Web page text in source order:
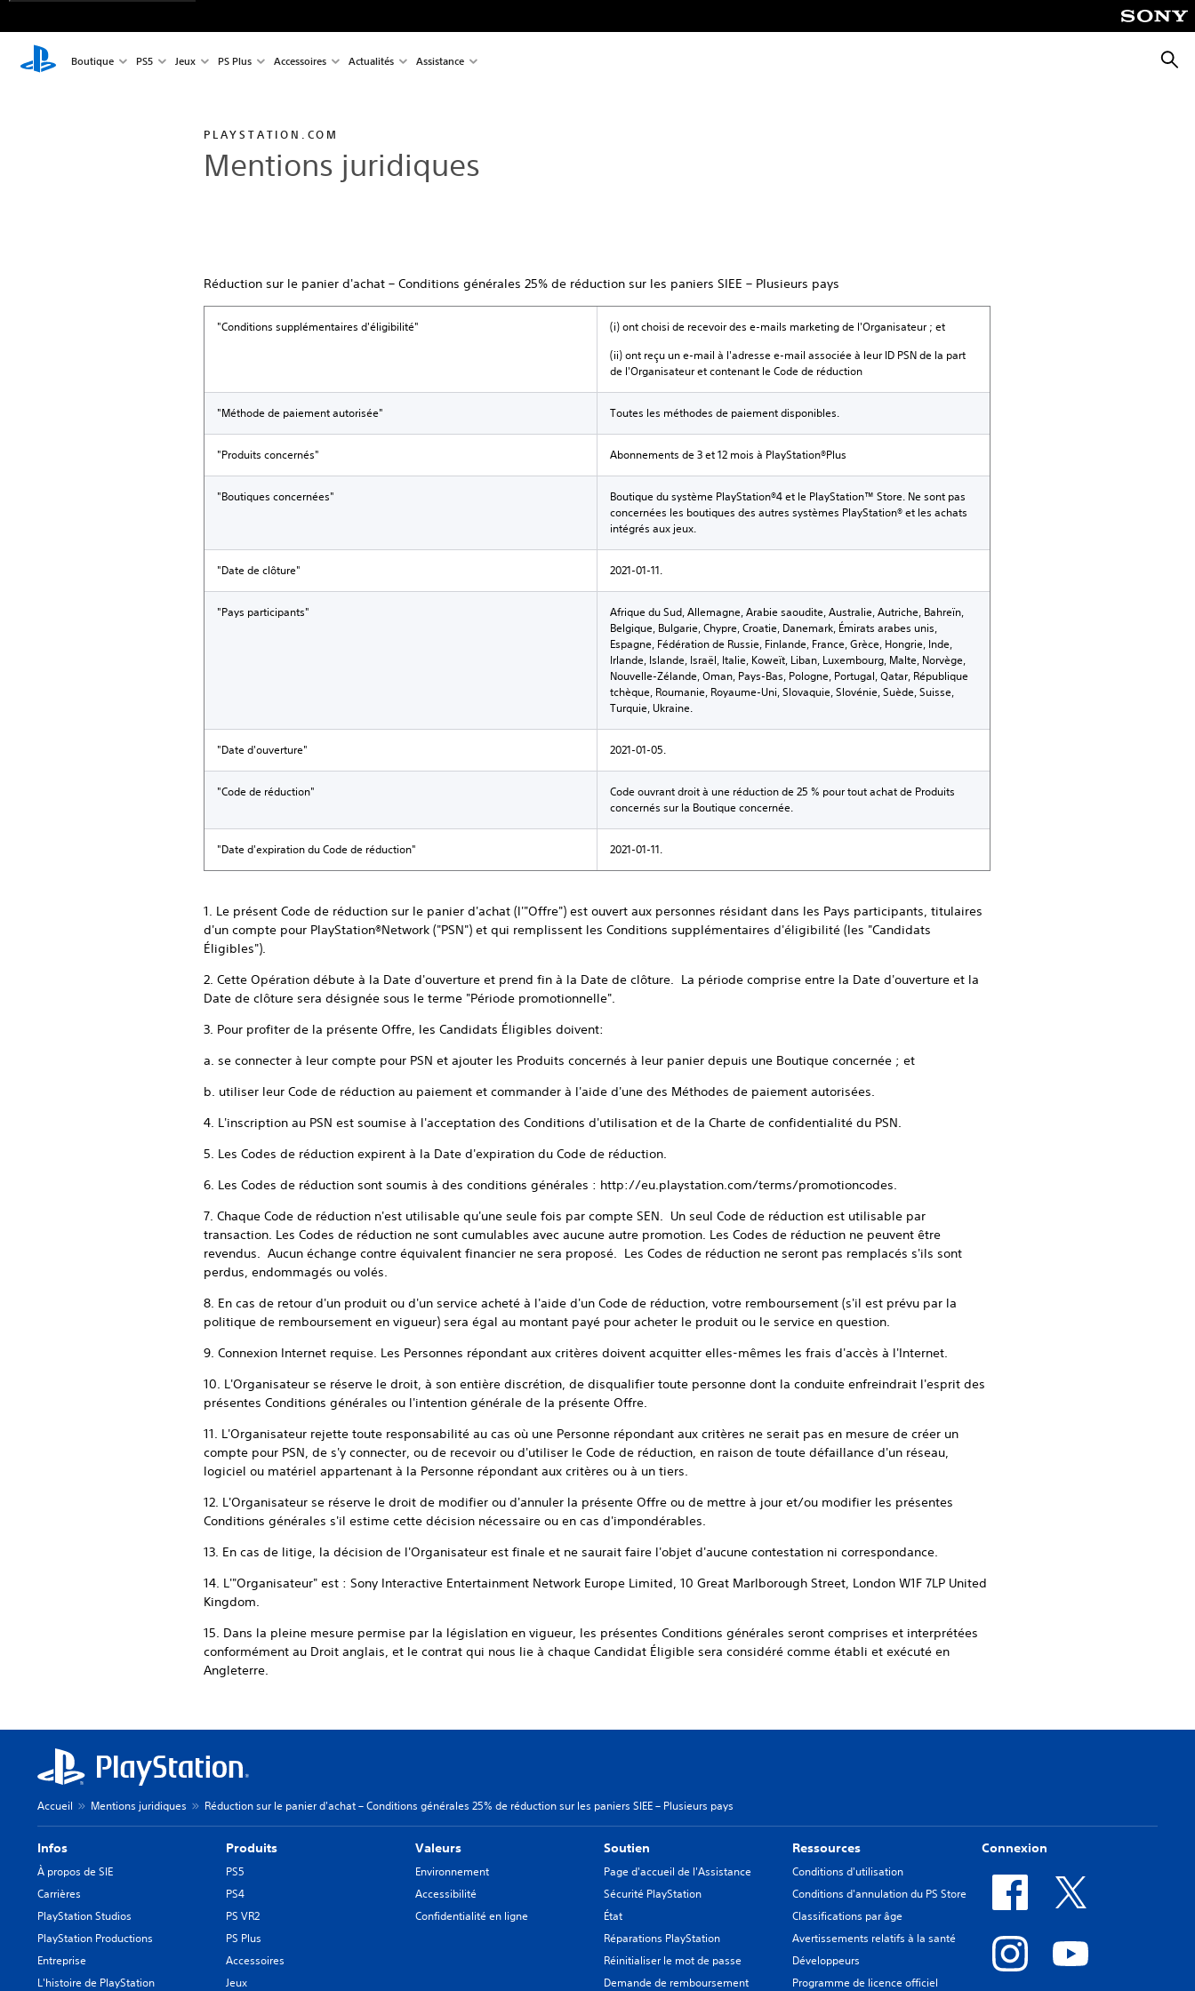
Boutique PS5 Jeux PS Plus Accessoires Actualités Assistance
PLAYSTATION.COM
Mentions juridiques
Réduction sur le panier d'achat – Conditions générales 25% de réduction sur les paniers SIEE – Plusieurs pays
"Conditions supplémentaires d'éligibilité"
(i) ont choisi de recevoir des e-mails marketing de l'Organisateur ; et
(ii) ont reçu un e-mail à l'adresse e-mail associée à leur ID PSN de la part
de l'Organisateur et contenant le Code de réduction
"Méthode de paiement autorisée" Toutes les méthodes de paiement disponibles.
"Produits concernés" Abonnements de 3 et 12 mois à PlayStation®Plus
"Boutiques concernées"
Boutique du système PlayStation®4 et le PlayStation™ Store. Ne sont pas
concernées les boutiques des autres systèmes PlayStation® et les achats
intégrés aux jeux.
"Date de clôture" 2021-01-11.
"Pays participants"
Afrique du Sud, Allemagne, Arabie saoudite, Australie, Autriche, Bahreïn,
Belgique, Bulgarie, Chypre, Croatie, Danemark, Émirats arabes unis,
Espagne, Fédération de Russie, Finlande, France, Grèce, Hongrie, Inde,
Irlande, Islande, Israël, Italie, Koweït, Liban, Luxembourg, Malte, Norvège,
Nouvelle-Zélande, Oman, Pays-Bas, Pologne, Portugal, Qatar, République
tchèque, Roumanie, Royaume-Uni, Slovaquie, Slovénie, Suède, Suisse,
Turquie, Ukraine.
"Date d'ouverture" 2021-01-05.
"Code de réduction"
Code ouvrant droit à une réduction de 25 % pour tout achat de Produits
concernés sur la Boutique concernée.
"Date d'expiration du Code de réduction" 2021-01-11.
1. Le présent Code de réduction sur le panier d'achat (l'"Offre") est ouvert aux personnes résidant dans les Pays participants, titulaires
d'un compte pour PlayStation®Network ("PSN") et qui remplissent les Conditions supplémentaires d'éligibilité (les "Candidats
Éligibles").
2. Cette Opération débute à la Date d'ouverture et prend fin à la Date de clôture. La période comprise entre la Date d'ouverture et la
Date de clôture sera désignée sous le terme "Période promotionnelle".
3. Pour profiter de la présente Offre, les Candidats Éligibles doivent:
a. se connecter à leur compte pour PSN et ajouter les Produits concernés à leur panier depuis une Boutique concernée ; et
b. utiliser leur Code de réduction au paiement et commander à l'aide d'une des Méthodes de paiement autorisées.
4. L'inscription au PSN est soumise à l'acceptation des Conditions d'utilisation et de la Charte de confidentialité du PSN.
5. Les Codes de réduction expirent à la Date d'expiration du Code de réduction.
6. Les Codes de réduction sont soumis à des conditions générales : http://eu.playstation.com/terms/promotioncodes.
7. Chaque Code de réduction n'est utilisable qu'une seule fois par compte SEN. Un seul Code de réduction est utilisable par
transaction. Les Codes de réduction ne sont cumulables avec aucune autre promotion. Les Codes de réduction ne peuvent être
revendus. Aucun échange contre équivalent financier ne sera proposé. Les Codes de réduction ne seront pas remplacés s'ils sont
perdus, endommagés ou volés.
8. En cas de retour d'un produit ou d'un service acheté à l'aide d'un Code de réduction, votre remboursement (s'il est prévu par la
politique de remboursement en vigueur) sera égal au montant payé pour acheter le produit ou le service en question.
9. Connexion Internet requise. Les Personnes répondant aux critères doivent acquitter elles-mêmes les frais d'accès à l'Internet.
10. L'Organisateur se réserve le droit, à son entière discrétion, de disqualifier toute personne dont la conduite enfreindrait l'esprit des
présentes Conditions générales ou l'intention générale de la présente Offre.
11. L'Organisateur rejette toute responsabilité au cas où une Personne répondant aux critères ne serait pas en mesure de créer un
compte pour PSN, de s'y connecter, ou de recevoir ou d'utiliser le Code de réduction, en raison de toute défaillance d'un réseau,
logiciel ou matériel appartenant à la Personne répondant aux critères ou à un tiers.
12. L'Organisateur se réserve le droit de modifier ou d'annuler la présente Offre ou de mettre à jour et/ou modifier les présentes
Conditions générales s'il estime cette décision nécessaire ou en cas d'impondérables.
13. En cas de litige, la décision de l'Organisateur est finale et ne saurait faire l'objet d'aucune contestation ni correspondance.
14. L'"Organisateur" est : Sony Interactive Entertainment Network Europe Limited, 10 Great Marlborough Street, London W1F 7LP United
Kingdom.
15. Dans la pleine mesure permise par la législation en vigueur, les présentes Conditions générales seront comprises et interprétées
conformément au Droit anglais, et le contrat qui nous lie à chaque Candidat Éligible sera considéré comme établi et exécuté en
Angleterre.
Accueil Mentions juridiques Réduction sur le panier d'achat – Conditions générales 25% de réduction sur les paniers SIEE – Plusieurs pays
Infos
À propos de SIE
Carrières
PlayStation Studios
PlayStation Productions
Entreprise
L'histoire de PlayStation
Produits
PS5
PS4
PS VR2
PS Plus
Accessoires
Jeux
Valeurs
Environnement
Accessibilité
Confidentialité en ligne
Soutien
Page d'accueil de l'Assistance
Sécurité PlayStation
État
Réparations PlayStation
Réinitialiser le mot de passe
Demande de remboursement
Ressources
Conditions d'utilisation
Conditions d'annulation du PS Store
Classifications par âge
Avertissements relatifs à la santé
Développeurs
Programme de licence officiel
Connexion